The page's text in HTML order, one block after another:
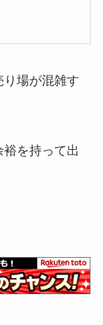
場が混雑す
を持って出